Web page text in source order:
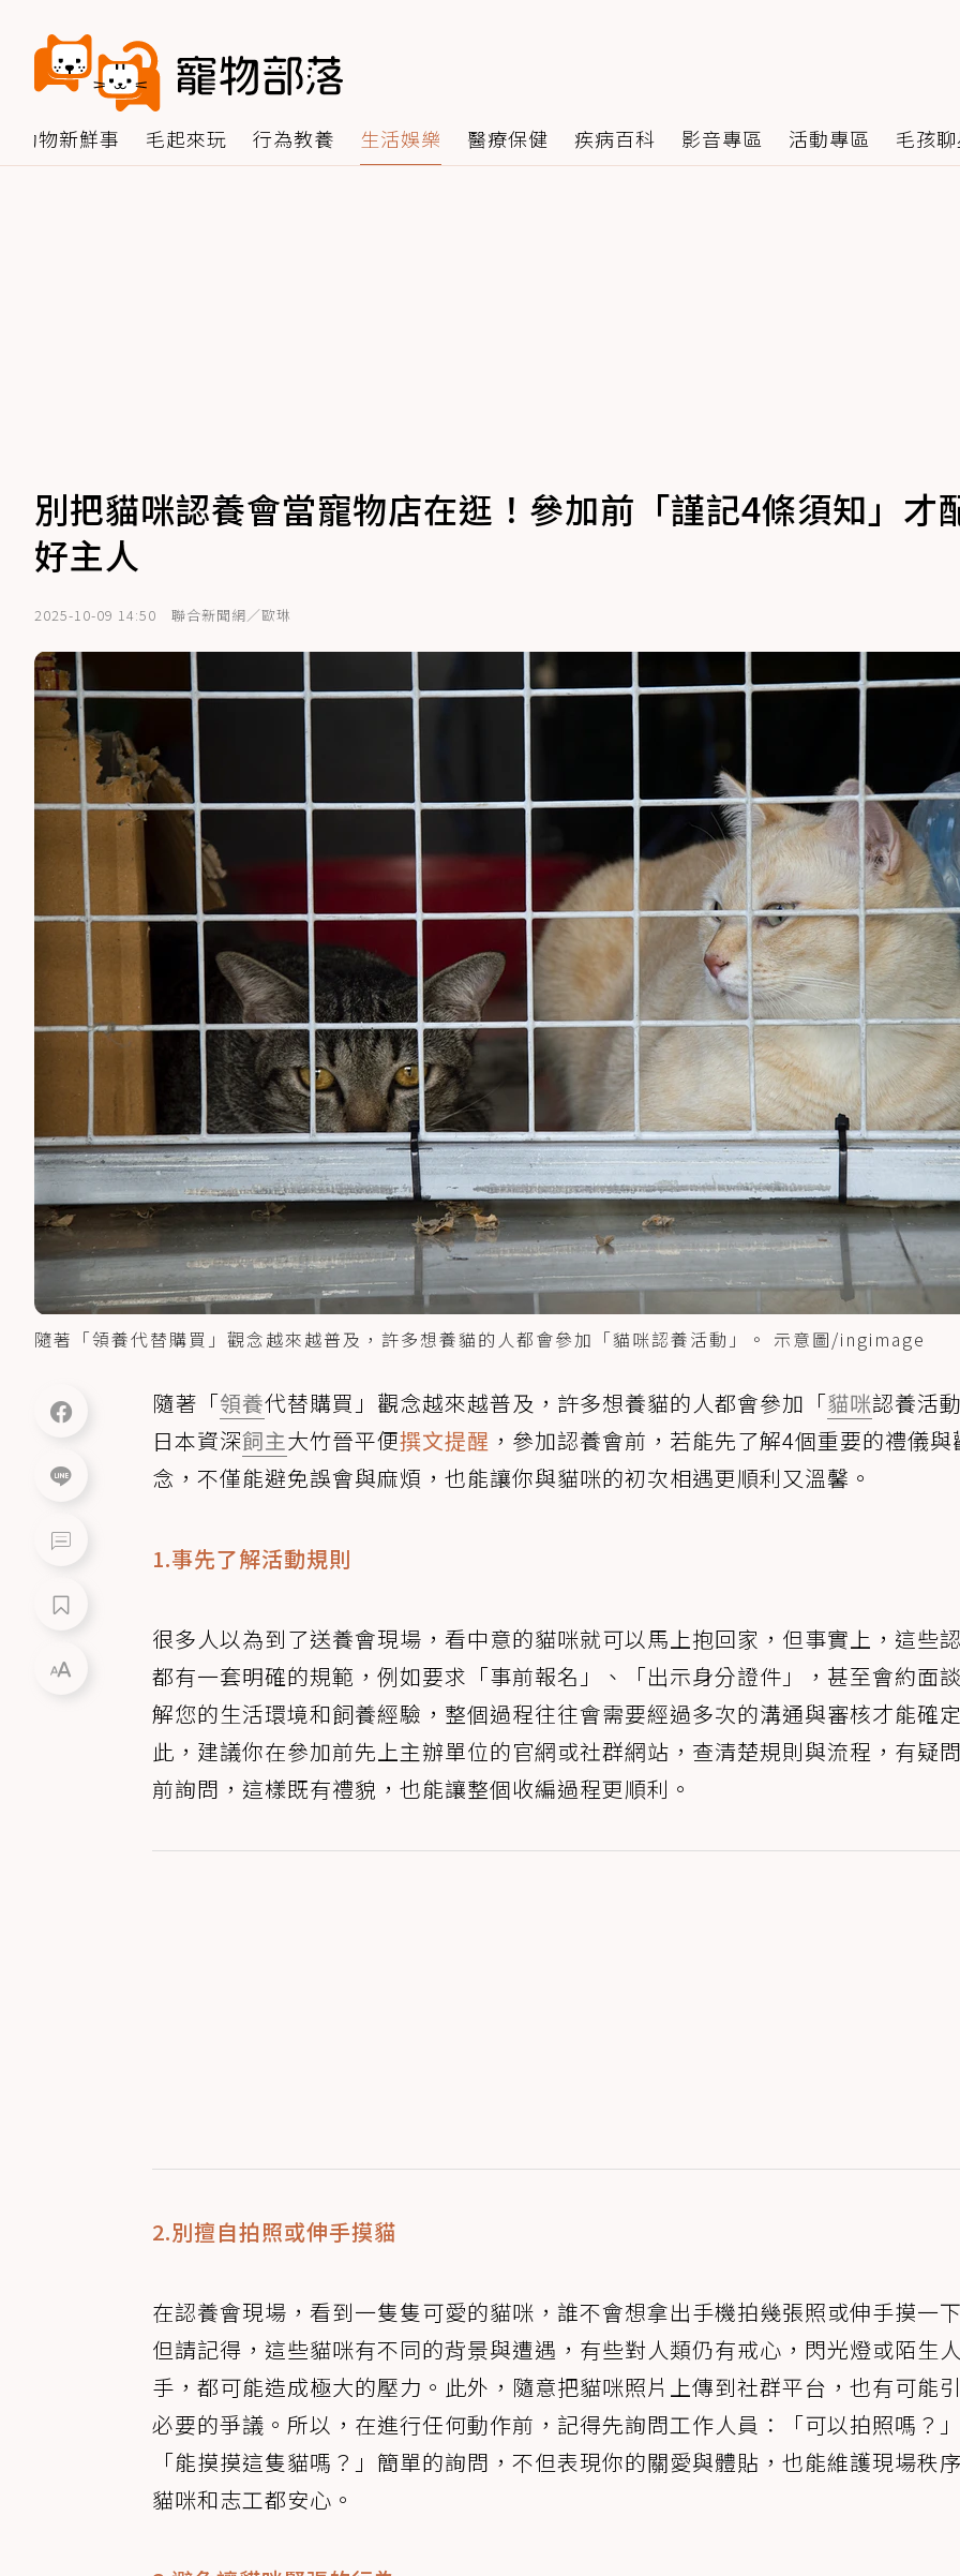
動物新鮮事 毛起來玩 行為教養 生活娛樂 醫療保健 疾病百科 影音專區 活動專區 毛孩
別把貓咪認養會當寵物店在逛！參加前「謹記4條須知」才
好主人
2025-10-09 14:50 聯合新聞網／歐琳
隨著「領養代替購買」觀念越來越普及，許多想養貓的人都會參加「貓咪認養活動」。 示意圖/ingimage
隨著「領養代替購買」觀念越來越普及，許多想養貓的人都會參加「貓咪認養活
日本資深飼主大竹晉平便撰文提醒 ，參加認養會前，若能先了解4個重要的禮儀與
念，不僅能避免誤會與麻煩，也能讓你與貓咪的初次相遇更順利又溫馨。
1.事先了解活動規則
很多人以為到了送養會現場，看中意的貓咪就可以馬上抱回家，但事實上，這些
都有一套明確的規範，例如要求「事前報名」、「出示身分證件」，甚至會約面
解您的生活環境和飼養經驗，整個過程往往會需要經過多次的溝通與審核才能確
此，建議你在參加前先上主辦單位的官網或社群網站，查清楚規則與流程，有疑
前詢問，這樣既有禮貌，也能讓整個收編過程更順利。
2.別擅自拍照或伸手摸貓
在認養會現場，看到一隻隻可愛的貓咪，誰不會想拿出手機拍幾張照或伸手摸一
但請記得，這些貓咪有不同的背景與遭遇，有些對人類仍有戒心，閃光燈或陌生
手，都可能造成極大的壓力。此外，隨意把貓咪照片上傳到社群平台，也有可能
必要的爭議。所以，在進行任何動作前，記得先詢問工作人員：「可以拍照嗎？
「能摸摸這隻貓嗎？」簡單的詢問，不但表現你的關愛與體貼，也能維護現場秩
貓咪和志工都安心。